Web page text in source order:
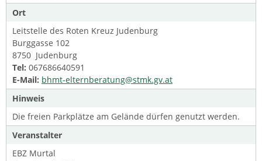
Ort
Leitstelle des Roten Kreuz Judenburg
Burggasse 102
8750 Judenburg
Tel: 067686640591
E-Mail: bhmt-elternberatung@stmk.gv.at
Hinweis
Die freien Parkplätze am Gelände dürfen genutzt werden.
Veranstalter
EBZ Murtal